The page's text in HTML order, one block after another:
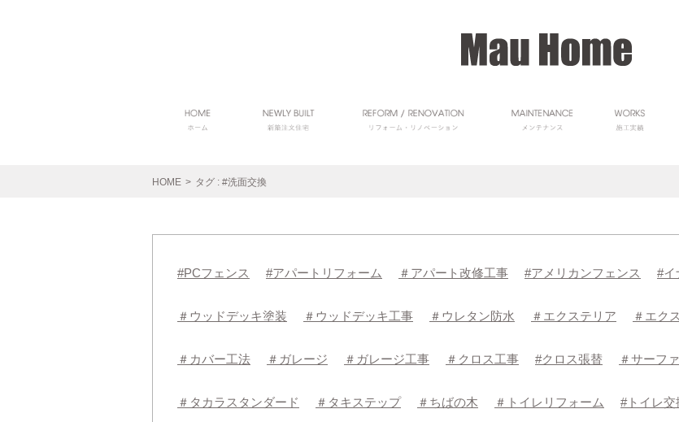
HOME > タグ : #洗面交換
#PCフェンス #アパートリフォーム ＃アパート改修工事 #アメリカンフェンス #イ
＃ウッドデッキ塗装 ＃ウッドデッキ工事 ＃ウレタン防水 ＃エクステリア ＃エク
＃カバー工法 ＃ガレージ ＃ガレージ工事 ＃クロス工事 #クロス張替 ＃サーフ
＃タカラスタンダード ＃タキステップ ＃ちばの木 ＃トイレリフォーム #トイレ交